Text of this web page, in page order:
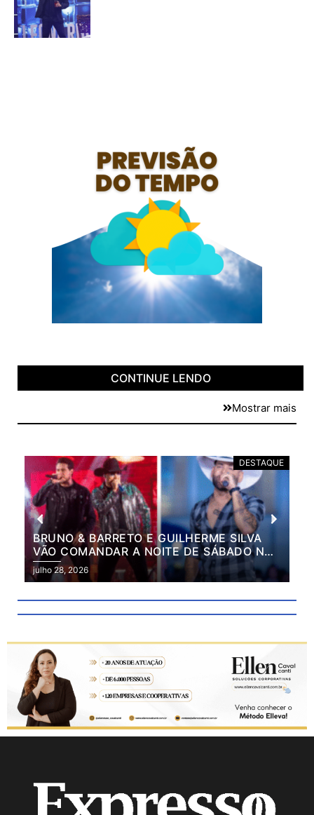
CONTINUE LENDO
Mostrar mais
DESTAQUE
BRUNO & BARRETO E GUILHERME SILVA
VÃO COMANDAR A NOITE DE SÁBADO NA
2ª EXPO MARILÂNDIA
julho 28, 2026